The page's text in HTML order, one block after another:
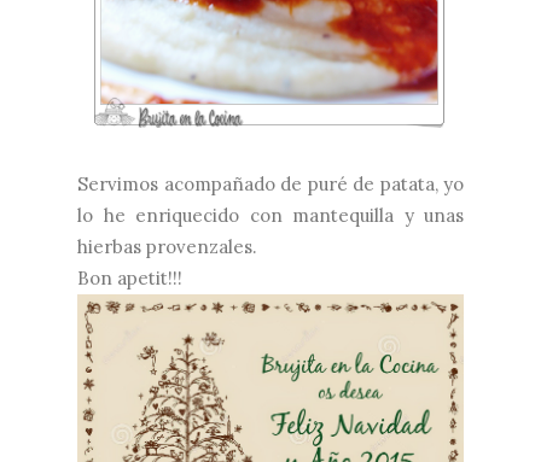
Servimos acompañado de puré de patata, yo
lo he enriquecido con mantequilla y unas
hierbas provenzales.
Bon apetit!!!